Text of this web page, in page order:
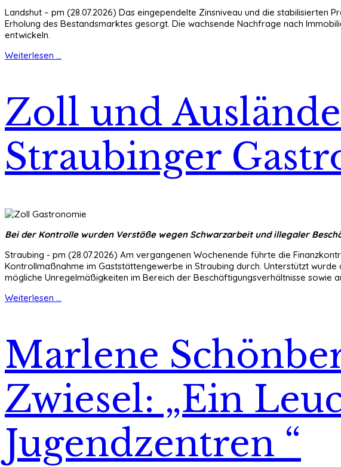
Landshut – pm (28.07.2026) Das eingependelte Zinsniveau und die
Erholung des Bestandsmarktes gesorgt. Die wachsende Nachfrage nach
entwickeln.
Weiterlesen ...
Zoll und
Straubinger
Bei der Kontrolle wurden Verstöße wegen Schwarzarbeit und illegaler
Straubing - pm (28.07.2026) Am vergangenen Wochenende führte die
Kontrollmaßnahme im Gaststättengewerbe in Straubing durch. Unterstützt
mögliche Unregelmäßigkeiten im Bereich der Beschäftigungsverhältnisse sowie
Weiterlesen ...
Marlene
Zwiesel: „Ein
Jugendzentren “